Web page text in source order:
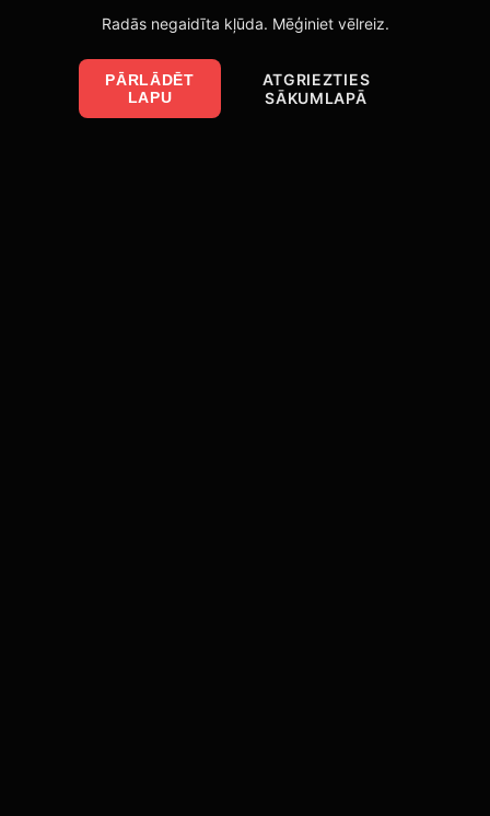
Radās negaidīta kļūda. Mēģiniet vēlreiz.
PĀRLĀDĒT
LAPU
ATGRIEZTIES
SĀKUMLAPĀ